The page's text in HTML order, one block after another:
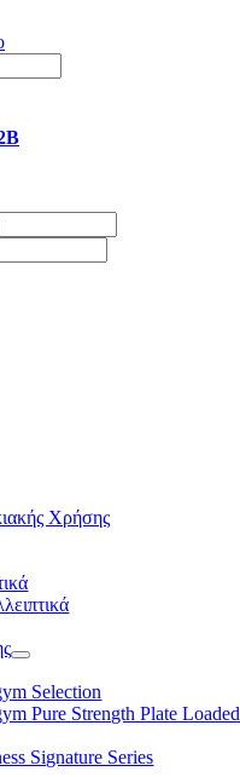
Χρήσης
Selection
Pure Strength Plate Loaded
Signature Series